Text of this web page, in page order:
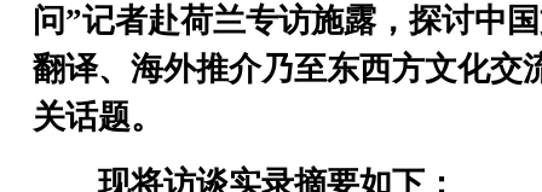
问”记者赴荷兰专访施露，探讨中
翻译、海外推介乃至东西方文化交
关话题。
现将访谈实录摘要如下：